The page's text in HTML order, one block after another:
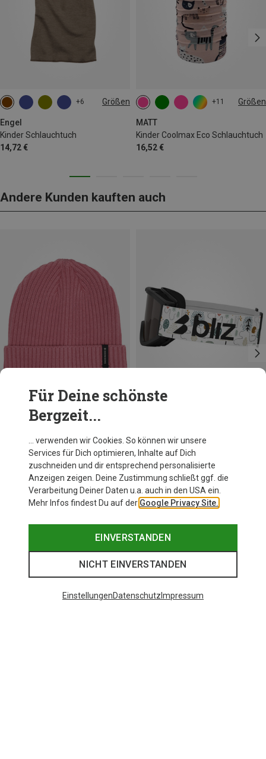
+6 Größen
Engel
Kinder Schlauchtuch
14,72 €
ONE SIZE
+11 Größen
MATT
Kinder Coolmax Eco Schlauchtuch
16,52 €
ONE SIZE
Andere Kunden kauften auch
Du sparst 23%
Für Deine schönste
Bergzeit...
… verwenden wir Cookies. So können wir unsere
Services für Dich optimieren, Inhalte auf Dich
zuschneiden und dir entsprechend personalisierte
Anzeigen zeigen. Deine Zustimmung schließt ggf. die
Verarbeitung Deiner Daten u.a. auch in den USA ein.
Mehr Infos findest Du auf der Google Privacy Site.
EINVERSTANDEN
NICHT EINVERSTANDEN
EinstellungenDatenschutz Impressum